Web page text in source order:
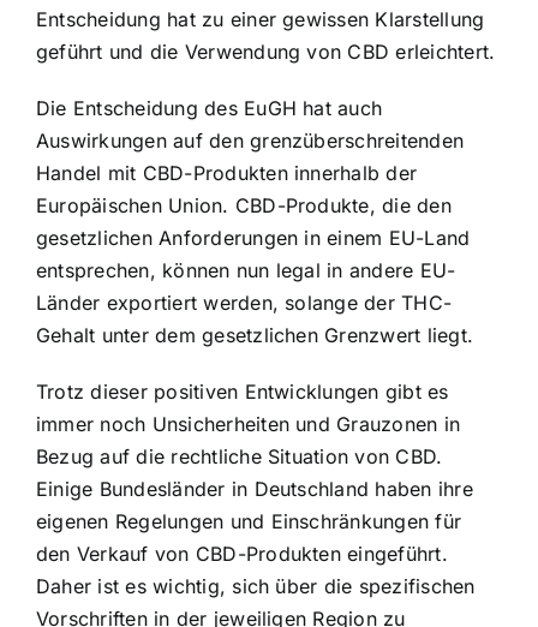
Entscheidung hat zu einer gewissen Klarstellung
geführt und die Verwendung von CBD erleichtert.
Die Entscheidung des EuGH hat auch
Auswirkungen auf den grenzüberschreitenden
Handel mit CBD-Produkten innerhalb der
Europäischen Union. CBD-Produkte, die den
gesetzlichen Anforderungen in einem EU-Land
entsprechen, können nun legal in andere EU-
Länder exportiert werden, solange der THC-
Gehalt unter dem gesetzlichen Grenzwert liegt.
Trotz dieser positiven Entwicklungen gibt es
immer noch Unsicherheiten und Grauzonen in
Bezug auf die rechtliche Situation von CBD.
Einige Bundesländer in Deutschland haben ihre
eigenen Regelungen und Einschränkungen für
den Verkauf von CBD-Produkten eingeführt.
Daher ist es wichtig, sich über die spezifischen
Vorschriften in der jeweiligen Region zu